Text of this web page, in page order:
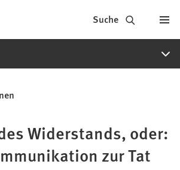
Suche
Widerstands, oder:
zur Tat